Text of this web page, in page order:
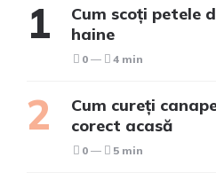
Cum scoți petele
haine
0 4 min
Cum cureți
corect acasă
0 5 min